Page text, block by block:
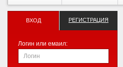
ВХОД РЕГИСТРАЦИЯ
Логин или емаил: